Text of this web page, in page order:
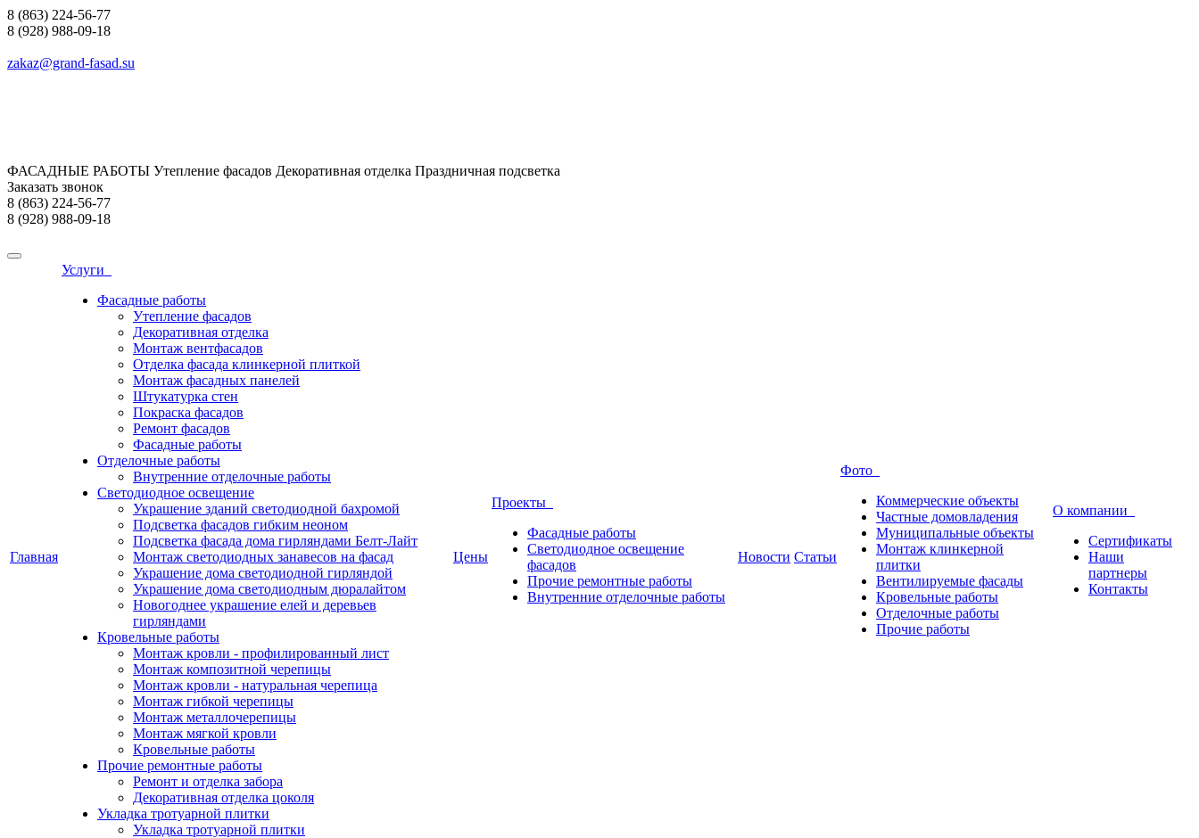
8 (863) 224-56-77
8 (928) 988-09-18
zakaz@grand-fasad.su
ФАСАДНЫЕ РАБОТЫ Утепление фасадов Декоративная отделка Праздничная подсветка
Заказать звонок
8 (863) 224-56-77
8 (928) 988-09-18
Главная
Услуги
Фасадные работы
Утепление фасадов
Декоративная отделка
Монтаж вентфасадов
Отделка фасада клинкерной плиткой
Монтаж фасадных панелей
Штукатурка стен
Покраска фасадов
Ремонт фасадов
Фасадные работы
Отделочные работы
Внутренние отделочные работы
Светодиодное освещение
Украшение зданий светодиодной бахромой
Подсветка фасадов гибким неоном
Подсветка фасада дома гирляндами Белт-Лайт
Монтаж светодиодных занавесов на фасад
Украшение дома светодиодной гирляндой
Украшение дома светодиодным дюралайтом
Новогоднее украшение елей и деревьев
гирляндами
Кровельные работы
Монтаж кровли - профилированный лист
Монтаж композитной черепицы
Монтаж кровли - натуральная черепица
Монтаж гибкой черепицы
Монтаж металлочерепицы
Монтаж мягкой кровли
Кровельные работы
Прочие ремонтные работы
Ремонт и отделка забора
Декоративная отделка цоколя
Укладка тротуарной плитки
Укладка тротуарной плитки
Цены
Проекты
Фасадные работы
Светодиодное освещение
фасадов
Прочие ремонтные работы
Внутренние отделочные работы
Новости Статьи
Фото
Коммерческие объекты
Частные домовладения
Муниципальные объекты
Монтаж клинкерной
плитки
Вентилируемые фасады
Кровельные работы
Отделочные работы
Прочие работы
О компании
Сертификаты
Наши
партнеры
Контакты